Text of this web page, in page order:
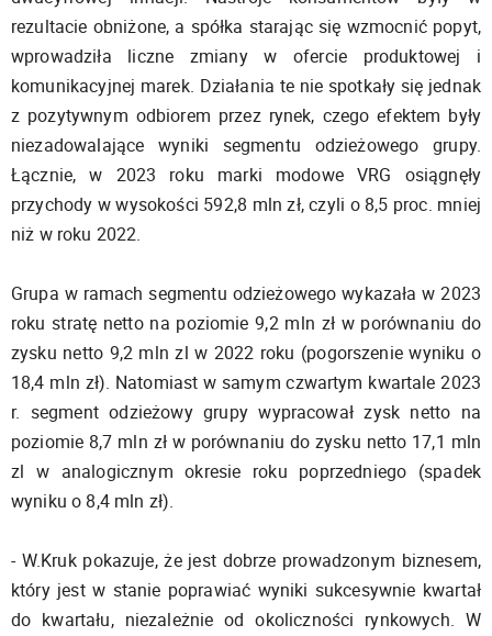
rezultacie obniżone, a spółka starając się wzmocnić popyt,
wprowadziła liczne zmiany w ofercie produktowej i
komunikacyjnej marek. Działania te nie spotkały się jednak
z pozytywnym odbiorem przez rynek, czego efektem były
niezadowalające wyniki segmentu odzieżowego grupy.
Łącznie, w 2023 roku marki modowe VRG osiągnęły
przychody w wysokości 592,8 mln zł, czyli o 8,5 proc. mniej
niż w roku 2022.
Grupa w ramach segmentu odzieżowego wykazała w 2023
roku stratę netto na poziomie 9,2 mln zł w porównaniu do
zysku netto 9,2 mln zl w 2022 roku (pogorszenie wyniku o
18,4 mln zł). Natomiast w samym czwartym kwartale 2023
r. segment odzieżowy grupy wypracował zysk netto na
poziomie 8,7 mln zł w porównaniu do zysku netto 17,1 mln
zl w analogicznym okresie roku poprzedniego (spadek
wyniku o 8,4 mln zł).
- W.Kruk pokazuje, że jest dobrze prowadzonym biznesem,
który jest w stanie poprawiać wyniki sukcesywnie kwartał
do kwartału, niezależnie od okoliczności rynkowych. W